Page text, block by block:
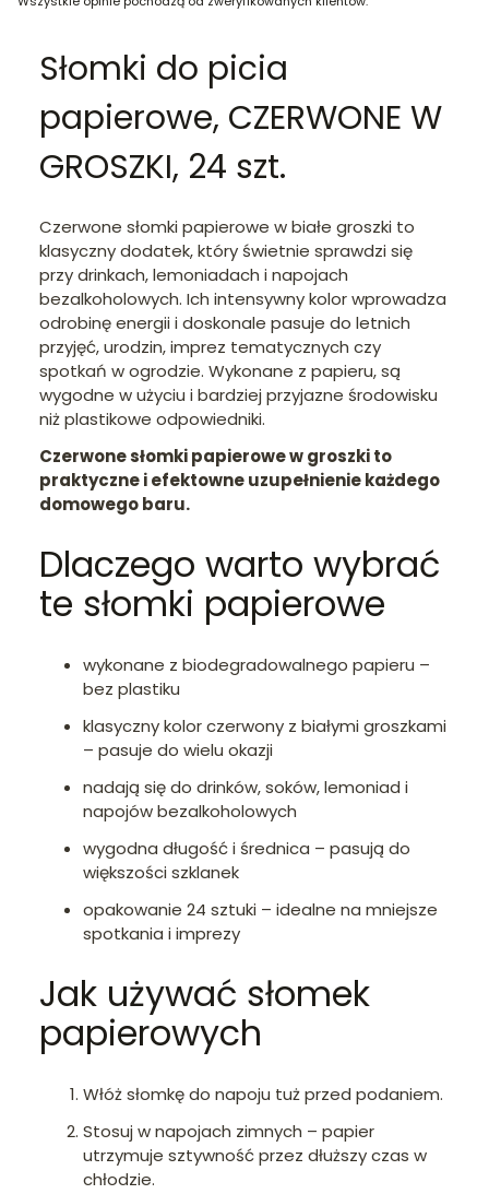
Słomki do picia
papierowe, CZERWONE W
GROSZKI, 24 szt.
Czerwone słomki papierowe w białe groszki to
klasyczny dodatek, który świetnie sprawdzi się
przy drinkach, lemoniadach i napojach
bezalkoholowych. Ich intensywny kolor wprowadza
odrobinę energii i doskonale pasuje do letnich
przyjęć, urodzin, imprez tematycznych czy
spotkań w ogrodzie. Wykonane z papieru, są
wygodne w użyciu i bardziej przyjazne środowisku
niż plastikowe odpowiedniki.
Czerwone słomki papierowe w groszki to
praktyczne i efektowne uzupełnienie każdego
domowego baru.
Dlaczego warto wybrać
te słomki papierowe
wykonane z biodegradowalnego papieru –
bez plastiku
klasyczny kolor czerwony z białymi groszkami
– pasuje do wielu okazji
nadają się do drinków, soków, lemoniad i
napojów bezalkoholowych
wygodna długość i średnica – pasują do
większości szklanek
opakowanie 24 sztuki – idealne na mniejsze
spotkania i imprezy
Jak używać słomek
papierowych
Włóż słomkę do napoju tuż przed podaniem.
Stosuj w napojach zimnych – papier
utrzymuje sztywność przez dłuższy czas w
chłodzie.